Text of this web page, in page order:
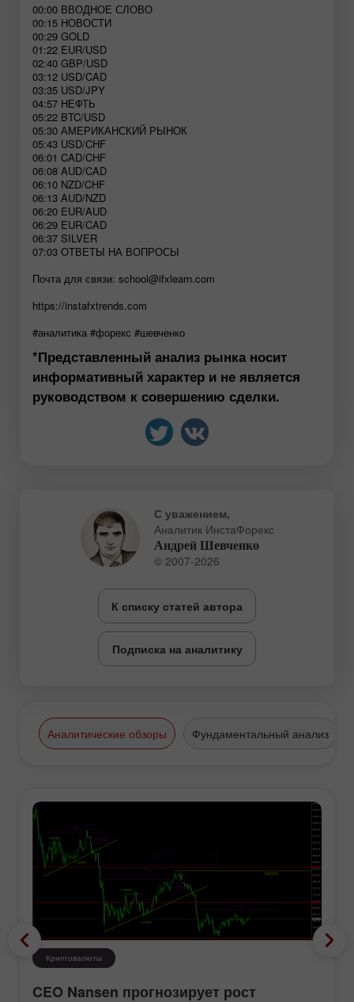
00:00 ВВОДНОЕ СЛОВО
00:15 НОВОСТИ
00:29 GOLD
01:22 EUR/USD
02:40 GBP/USD
03:12 USD/CAD
03:35 USD/JPY
04:57 НЕФТЬ
05:22 BTC/USD
05:30 АМЕРИКАНСКИЙ РЫНОК
05:43 USD/CHF
06:01 CAD/CHF
06:08 AUD/CAD
06:10 NZD/CHF
06:13 AUD/NZD
06:20 EUR/AUD
06:29 EUR/CAD
06:37 SILVER
07:03 ОТВЕТЫ НА ВОПРОСЫ
Почта для связи: school@ifxlearn.com
https://instafxtrends.com
#аналитика #форекс #шевченко
*Представленный анализ рынка носит
информативный характер и не является
руководством к совершению сделки.
С уважением,
Аналитик ИнстаФорекс
Андрей Шевченко
© 2007-2026
К списку статей автора
Подписка на аналитику
Аналитические обзоры Фундаментальный анализ
Криптовалюты
CEO Nansen прогнозирует рост